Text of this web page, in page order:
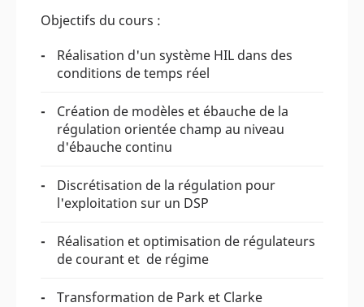
Objectifs du cours :
Réalisation d'un système HIL dans des
conditions de temps réel
Création de modèles et ébauche de la
régulation orientée champ au niveau
d'ébauche continu
Discrétisation de la régulation pour
l'exploitation sur un DSP
Réalisation et optimisation de régulateurs
de courant et de régime
Transformation de Park et Clarke